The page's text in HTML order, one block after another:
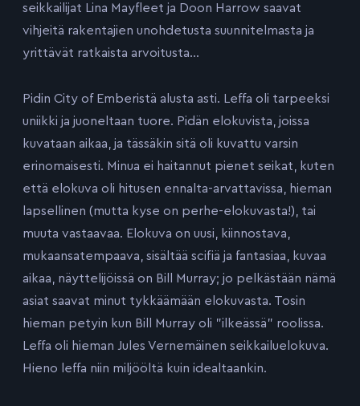
seikkailijat Lina Mayfleet ja Doon Harrow saavat
vihjeitä rakentajien unohdetusta suunnitelmasta ja
yrittävät ratkaista arvoitusta…
Pidin City of Emberistä alusta asti. Leffa oli tarpeeksi
uniikki ja juoneltaan tuore. Pidän elokuvista, joissa
kuvataan aikaa, ja tässäkin sitä oli kuvattu varsin
erinomaisesti. Minua ei haitannut pienet seikat, kuten
että elokuva oli hitusen ennalta-arvattavissa, hieman
lapsellinen (mutta kyse on perhe-elokuvasta!), tai
muuta vastaavaa. Elokuva on uusi, kiinnostava,
mukaansatempaava, sisältää scifiä ja fantasiaa, kuvaa
aikaa, näyttelijöissä on Bill Murray; jo pelkästään nämä
asiat saavat minut tykkäämään elokuvasta. Tosin
hieman petyin kun Bill Murray oli ”ilkeässä” roolissa.
Leffa oli hieman Jules Vernemäinen seikkailuelokuva.
Hieno leffa niin miljööltä kuin idealtaankin.